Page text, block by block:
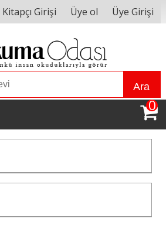
Kitapçı Girişi Üye ol Üye Girişi
Ara
0